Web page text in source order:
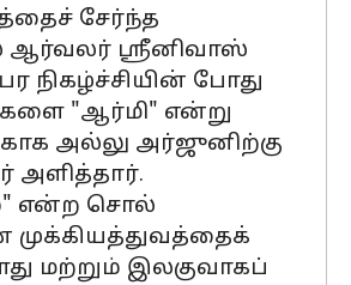
சேர்ந்த
ஆர்வலர் ஸ்ரீனிவாஸ்
நிகழ்ச்சியின் போது
"ஆர்மி" என்று
அல்லு அர்ஜுனிற்கு
அளித்தார்.
என்ற சொல்
மற்றும் இலகுவாகப்